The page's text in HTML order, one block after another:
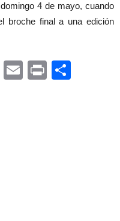
4 de mayo, cuando
broche final a una edición
Pinterest
EmailPrint